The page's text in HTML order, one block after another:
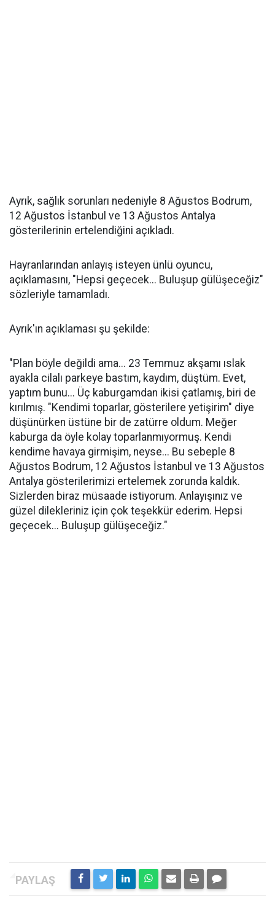
Ayrık, sağlık sorunları nedeniyle 8 Ağustos Bodrum,
12 Ağustos İstanbul ve 13 Ağustos Antalya
gösterilerinin ertelendiğini açıkladı.
Hayranlarından anlayış isteyen ünlü oyuncu,
açıklamasını, "Hepsi geçecek... Buluşup gülüşeceğiz"
sözleriyle tamamladı.
Ayrık'ın açıklaması şu şekilde:
"Plan böyle değildi ama... 23 Temmuz akşamı ıslak
ayakla cilalı parkeye bastım, kaydım, düştüm. Evet,
yaptım bunu... Üç kaburgamdan ikisi çatlamış, biri de
kırılmış. "Kendimi toparlar, gösterilere yetişirim" diye
düşünürken üstüne bir de zatürre oldum. Meğer
kaburga da öyle kolay toparlanmıyormuş. Kendi
kendime havaya girmişim, neyse... Bu sebeple 8
Ağustos Bodrum, 12 Ağustos İstanbul ve 13 Ağustos
Antalya gösterilerimizi ertelemek zorunda kaldık.
Sizlerden biraz müsaade istiyorum. Anlayışınız ve
güzel dilekleriniz için çok teşekkür ederim. Hepsi
geçecek... Buluşup gülüşeceğiz."